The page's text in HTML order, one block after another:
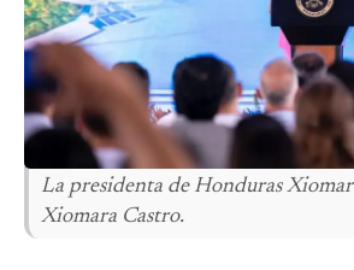
La presidenta de Honduras
Xiomara Castro.